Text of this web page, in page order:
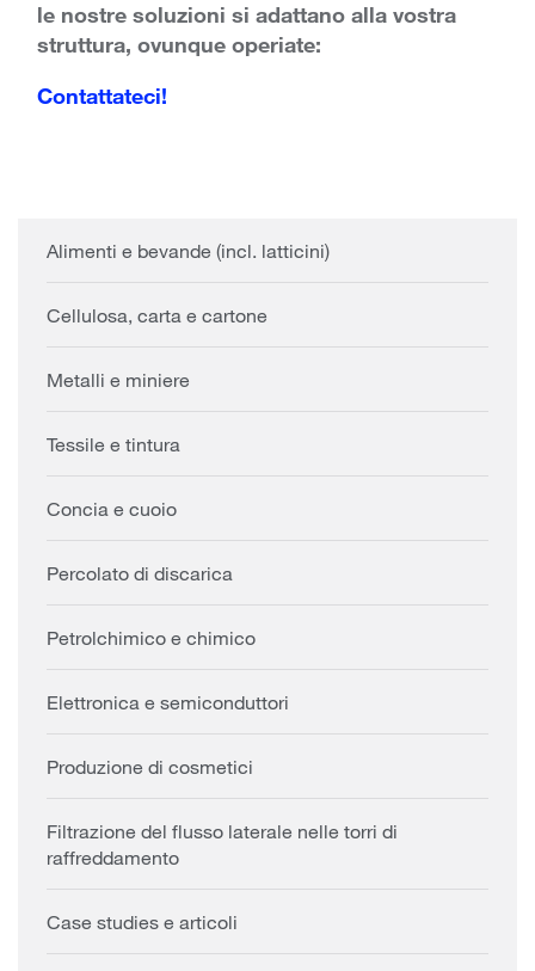
le nostre soluzioni si adattano alla vostra
struttura, ovunque operiate:
Contattateci!
Alimenti e bevande (incl. latticini)
Cellulosa, carta e cartone
Metalli e miniere
Tessile e tintura
Concia e cuoio
Percolato di discarica
Petrolchimico e chimico
Elettronica e semiconduttori
Produzione di cosmetici
Filtrazione del flusso laterale nelle torri di
raffreddamento
Case studies e articoli